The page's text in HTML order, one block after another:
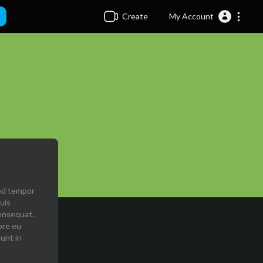
Create My Account
tempor
eu
in